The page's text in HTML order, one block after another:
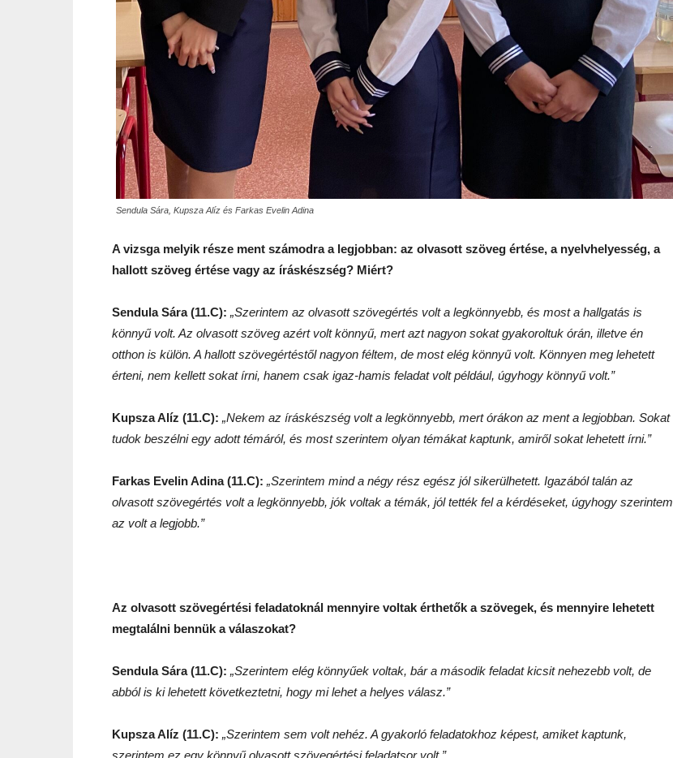
Sendula Sára, Kupsza Alíz és Farkas Evelin Adina
A vizsga melyik része ment számodra a legjobban: az olvasott szöveg értése, a nyelvhelyesség, a
hallott szöveg értése vagy az íráskészség? Miért?
Sendula Sára (11.C): „Szerintem az olvasott szövegértés volt a legkönnyebb, és most a hallgatás is
könnyű volt. Az olvasott szöveg azért volt könnyű, mert azt nagyon sokat gyakoroltuk órán, illetve én
otthon is külön. A hallott szövegértéstől nagyon féltem, de most elég könnyű volt. Könnyen meg lehetett
érteni, nem kellett sokat írni, hanem csak igaz-hamis feladat volt például, úgyhogy könnyű volt.”
Kupsza Alíz (11.C): „Nekem az íráskészség volt a legkönnyebb, mert órákon az ment a legjobban. Sokat
tudok beszélni egy adott témáról, és most szerintem olyan témákat kaptunk, amiről sokat lehetett írni.”
Farkas Evelin Adina (11.C): „Szerintem mind a négy rész egész jól sikerülhetett. Igazából talán az
olvasott szövegértés volt a legkönnyebb, jók voltak a témák, jól tették fel a kérdéseket, úgyhogy szerintem
az volt a legjobb.”
Az olvasott szövegértési feladatoknál mennyire voltak érthetők a szövegek, és mennyire lehetett
megtalálni bennük a válaszokat?
Sendula Sára (11.C): „Szerintem elég könnyűek voltak, bár a második feladat kicsit nehezebb volt, de
abból is ki lehetett következtetni, hogy mi lehet a helyes válasz.”
Kupsza Alíz (11.C): „Szerintem sem volt nehéz. A gyakorló feladatokhoz képest, amiket kaptunk,
szerintem ez egy könnyű olvasott szövegértési feladatsor volt. ”